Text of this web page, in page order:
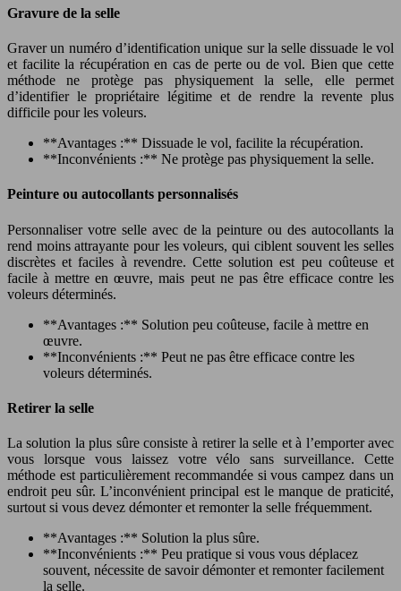
Gravure de la selle
Graver un numéro d’identification unique sur la selle dissuade le vol
et facilite la récupération en cas de perte ou de vol. Bien que cette
méthode ne protège pas physiquement la selle, elle permet
d’identifier le propriétaire légitime et de rendre la revente plus
difficile pour les voleurs.
**Avantages :** Dissuade le vol, facilite la récupération.
**Inconvénients :** Ne protège pas physiquement la selle.
Peinture ou autocollants personnalisés
Personnaliser votre selle avec de la peinture ou des autocollants la
rend moins attrayante pour les voleurs, qui ciblent souvent les selles
discrètes et faciles à revendre. Cette solution est peu coûteuse et
facile à mettre en œuvre, mais peut ne pas être efficace contre les
voleurs déterminés.
**Avantages :** Solution peu coûteuse, facile à mettre en
œuvre.
**Inconvénients :** Peut ne pas être efficace contre les
voleurs déterminés.
Retirer la selle
La solution la plus sûre consiste à retirer la selle et à l’emporter avec
vous lorsque vous laissez votre vélo sans surveillance. Cette
méthode est particulièrement recommandée si vous campez dans un
endroit peu sûr. L’inconvénient principal est le manque de praticité,
surtout si vous devez démonter et remonter la selle fréquemment.
**Avantages :** Solution la plus sûre.
**Inconvénients :** Peu pratique si vous vous déplacez
souvent, nécessite de savoir démonter et remonter facilement
la selle.